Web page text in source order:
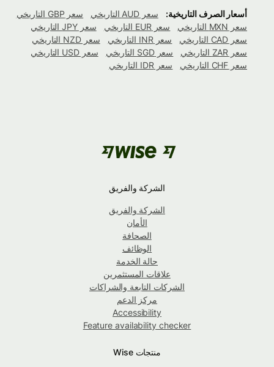
أسعار الصرف التاريخية: سعر AUD التاريخي
سعر GBP التاريخي
سعر MXN التاريخي
سعر EUR التاريخي
سعر JPY التاريخي
سعر CAD التاريخي
سعر INR التاريخي
سعر NZD التاريخي
سعر ZAR التاريخي
سعر SGD التاريخي
سعر USD التاريخي
سعر CHF التاريخي
سعر IDR التاريخي
الشركة والفريق
الشركة والفريق
الأمان
الصحافة
الوظائف
حالة الخدمة
علاقات المستثمرين
الشركات التابعة والشراكات
مركز الدعم
Accessibility
Feature availability checker
منتجات Wise